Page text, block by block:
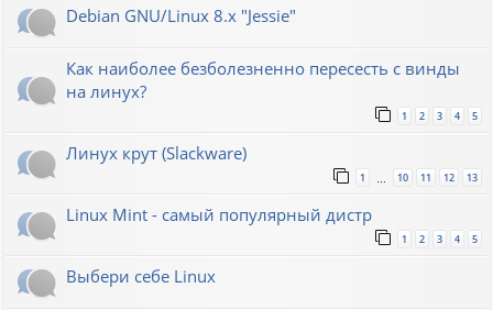
Debian GNU/Linux 8.x "Jessie"
Как наиболее безболезненно пересесть с винды
на линух?
1 2 3 4 5
Линух крут (Slackware)
1 … 10 11 12 13
Linux Mint - самый популярный дистр
1 2 3 4 5
Выбери себе Linux